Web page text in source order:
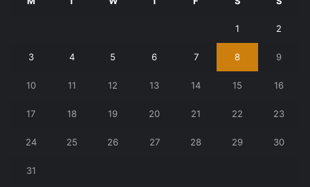
1 2
3 4 5 6 7 8 9
10 11 12 13 14 15 16
17 18 19 20 21 22 23
24 25 26 27 28 29 30
31